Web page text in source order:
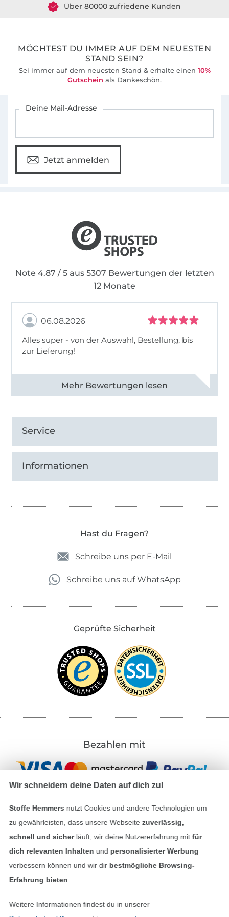
MÖCHTEST DU IMMER AUF DEM NEUESTEN
STAND SEIN?
Sei immer auf dem neuesten Stand & erhalte einen 10%
Gutschein als Dankeschön.
Deine Mail-Adresse
Jetzt anmelden
Note 4.87 / 5 aus 5307 Bewertungen der letzten
12 Monate
06.08.2026
Alles super - von der Auswahl, Bestellung, bis
zur Lieferung!
Alle 82968 Bewertungen ansehen
Service
Informationen
Hast du Fragen?
Schreibe uns per E-Mail
Schreibe uns auf WhatsApp
Geprüfte Sicherheit
Bezahlen mit
Unsere Versandpartner
In den deutschen Shop wechseln (aktuell
Wir schneidern deine Daten auf dich zu!
Stoffe Hemmers nutzt Cookies und andere Technologien um
zu gewährleisten, dass unsere Webseite zuverlässig,
schnell und sicherläuft; wir deine Nutzererfahrung mitfür
dich relevanten Inhalten und personalisierter Werbung
verbessern können und wir dir bestmögliche Browsing-
Erfahrung bieten
Weitere Informationen findest du in unserer